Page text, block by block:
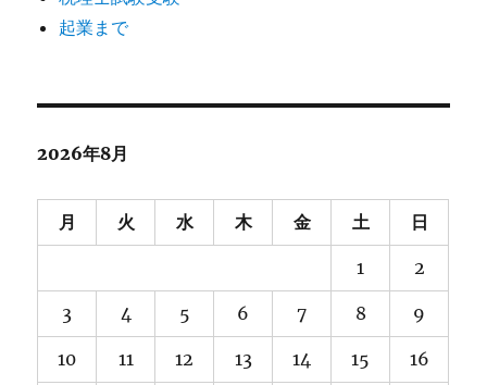
起業まで
2026年8月
月 火 水 木 金 土 日
1 2
3 4 5 6 7 8 9
10 11 12 13 14 15 16